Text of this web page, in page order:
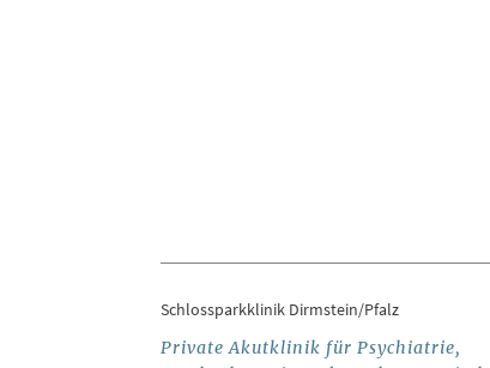
Schlossparkklinik Dirmstein/Pfalz
Private Akutklinik für Psychiatrie,